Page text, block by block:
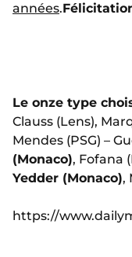
années.
Le onze type
Clauss (Lens),
Mendes (PSG) –
(Monaco), Fofana
Yedder (Monaco),
https://